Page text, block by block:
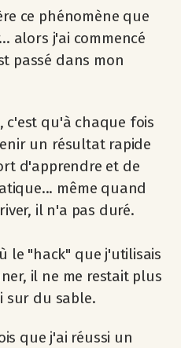
ce phénomène que
alors j'ai commencé
passé dans mon
c'est qu'à chaque fois
un résultat rapide
d'apprendre et de
même quand
il n'a pas duré.
le "hack" que j'utilisais
il ne me restait plus
sur du sable.
que j'ai réussi un